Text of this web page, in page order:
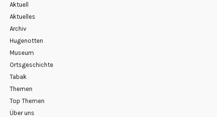
Aktuell
Aktuelles
Archiv
Hugenotten
Museum
Ortsgeschichte
Tabak
Themen
Top Themen
Über uns